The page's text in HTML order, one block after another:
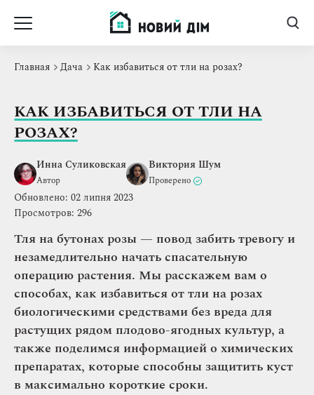
Главная Дача Как избавиться от тли на розах?
КАК ИЗБАВИТЬСЯ ОТ ТЛИ НА
РОЗАХ?
Инна Суликовская
Автор
Виктория Шум
Проверено
Обновлено: 02 липня 2023
Просмотров: 296
Тля на бутонах розы — повод забить тревогу и
незамедлительно начать спасательную
операцию растения. Мы расскажем вам о
способах, как избавиться от тли на розах
биологическими средствами без вреда для
растущих рядом плодово-ягодных культур, а
также поделимся информацией о химических
препаратах, которые способны защитить куст
в максимально короткие сроки.